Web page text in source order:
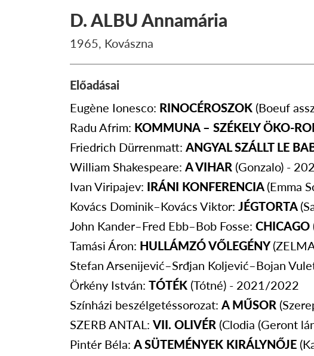
D. ALBUAnnamária
1965, Kovászna
Előadásai
Eugène Ionesco: RINOCÉROSZOK (Boeuf
Radu Afrim: KOMMUNA – SZÉKELY ÖKO-
Friedrich Dürrenmatt: ANGYAL SZÁLLT LE
William Shakespeare: A VIHAR (Gonzalo) -
Ivan Viripajev: IRÁNI KONFERENCIA (Emma
Kovács Dominik–Kovács Viktor: JÉGTORTA
John Kander–Fred Ebb–Bob Fosse: CHICAGO
Tamási Áron: HULLÁMZÓ VŐLEGÉNY
Stefan Arsenijević–Srđjan Koljević–Bojan
Örkény István: TÓTÉK (Tótné) - 2021/2022
Színházi beszélgetéssorozat: A MŰSOR
SZERB ANTAL: VII. OLIVÉR (Clodia (Geront
Pintér Béla: A SÜTEMÉNYEK KIRÁLYNŐJE